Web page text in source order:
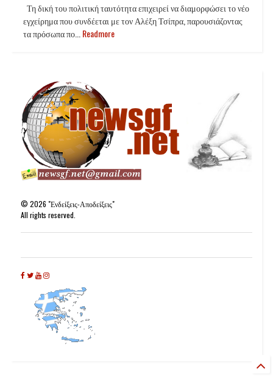
Τη δική του πολιτική ταυτότητα επιχειρεί να διαμορφώσει το νέο
εγχείρημα που συνδέεται με τον Αλέξη Τσίπρα, παρουσιάζοντας
τα πρόσωπα πο... Readmore
©2026 "Ενδείξεις-Αποδείξεις"
All rights reserved.